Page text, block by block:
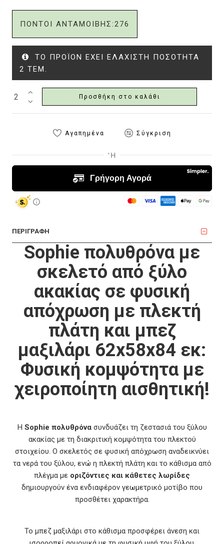
ΠΟΝΤΟΙ ΑΝΤΑΜΟΙΒΗΣ:276
Προσθήκη στο καλάθι
Αγαπημένα Σύγκριση
ΤΟ ΠΡΟΪΌΝ ΈΧΕΙ ΕΛΆΧΙΣΤΗ ΠΟΣΌΤΗΤΑ
2 ΤΕΜ.
ΠΕΡΙΓΡΑΦΗ
Sophie πολυθρόνα με
σκελετό από ξύλο
ακακίας σε φυσική
απόχρωση με πλεκτή
πλάτη και μπεζ
μαξιλάρι 62x58x84 εκ:
Φυσική κομψότητα με
χειροποίητη αισθητική!
Η Sophie πολυθρόνασυνδυάζει τη ζεστασιά του ξύλου
ακακίας με τη διακριτική κομψότητα του πλεκτού
στοιχείου. Ο σκελετός σε φυσική απόχρωση αναδεικνύει
τα νερά του ξύλου, ενώ η πλεκτή πλάτη και το κάθισμα από
πλέγμα με οριζόντιες και κάθετες λωρίδες
δημιουργούν ένα ενδιαφέρον γεωμετρικό μοτίβο που
προσθέτει χαρακτήρα.
Το μπεζ μαξιλάρι στο κάθισμα προσφέρει άνεση και